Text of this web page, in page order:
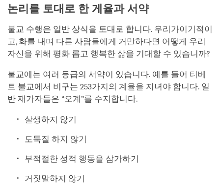
논리를 토대로 한 게율과 서약
불교 수행은 일반 상식을 토대로 합니다. 우리가이기적이
고, 화를 내며 다른 사람들에게 거만하다면 어떻게 우리
자신을 위해 평화 롭고 행복한 삶을 기대할 수 있습니까?
불교에는 여러 등급의 서약이 있습니다. 예를 들어 티베
트 불교에서 비구는 253가지의 계율을 지녀야 합니다. 일
반 재가자들은 “오계”를 수지합니다.
살생하지 않기
도둑질 하지 않기
부적절한 성적 행동을 삼가하기
거짓말하지 않기